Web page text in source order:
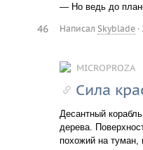
— Но ведь до
Написал Skyblade·
46
MICROPROZA
Сила
Десантный
дерева.
похожий на туман,